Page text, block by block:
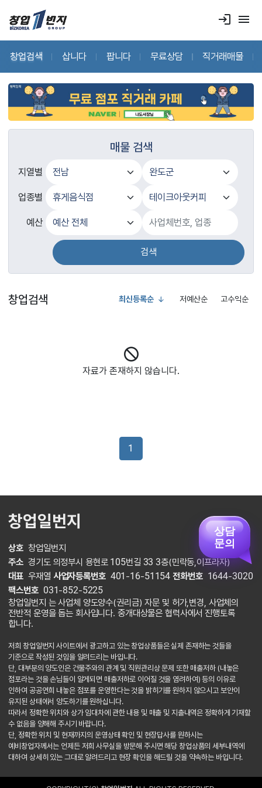
login menu
창업검색 삽니다 팝니다 무료상담 직거래매물
매물 검색
지열별
업종별
예산
검색
창업검색 최신등록순 저예산순 고수익순
자료가 존재하지 않습니다.
1
창업일번지
상호 창업일번지
주소 경기도 의정부시 용현로 105번길 33 3층(민락동,이프라자)
대표 우재열 사업자등록번호 401-16-51154 전화번호 1644-3020
팩스번호 031-852-5225
창업일번지 는 사업체 양도양수(권리금) 자문 및 허가,변경, 사업체의
전반적 운영을 돕는 회사입니다. 중개대상물은 협력사에서 진행토록
합니다.
저희 창업일번지 사이트에서 광고하고 있는 창업상품들은 실제 존재하는 것들을
기준으로 작성된 것임을 알려드리는 바입니다.
단, 대부분의 양도인은 건물주와의 관계 및 직원관리상 문제 또한 매출저하 (내놓은
점포라는 것을 손님들이 알게되면 매출저하로 이어질 것을 염려하여) 등의 이유로
인하여 공공연희 내놓은 점포를 운영한다는 것을 밝히기를 원하지 않으시고 보안이
유지된 상태에서 양도하기를 원하십니다.
따라서 정확한 위치와 상가 임대차에 관한 내용 및 매출 및 지출내역은 정확하게 기재할
수 없음을 양해해 주시기 바랍니다.
단, 정확한 위치 및 현재까지의 운영상태 확인 및 현장답사를 원하시는
예비창업자께서는 언제든 저희 사무실을 방문해 주시면 해당 창업상품의 세부내역에
대하여 상세히 있는 그대로 알려드리고 현장 확인을 해드릴 것을 약속하는 바입니다.
상담
문의